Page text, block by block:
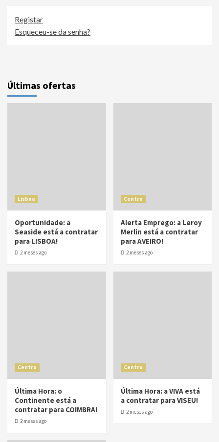
Registar
Esqueceu-se da senha?
Últimas ofertas
Lisboa
Oportunidade: a
Seaside está a contratar
para LISBOA!
2 meses ago
Centro
Alerta Emprego: a Leroy
Merlin está a contratar
para AVEIRO!
2 meses ago
Centro
Última Hora: o
Continente está a
contratar para COIMBRA!
2 meses ago
Centro
Última Hora: a VIVA está
a contratar para VISEU!
2 meses ago